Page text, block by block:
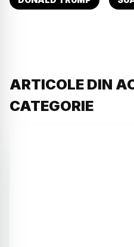
ARTICOLE DIN
CATEGORIE